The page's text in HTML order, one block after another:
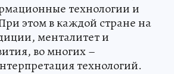
технологии и
этом в каждой стране на
менталитет и
во многих –
технологий.